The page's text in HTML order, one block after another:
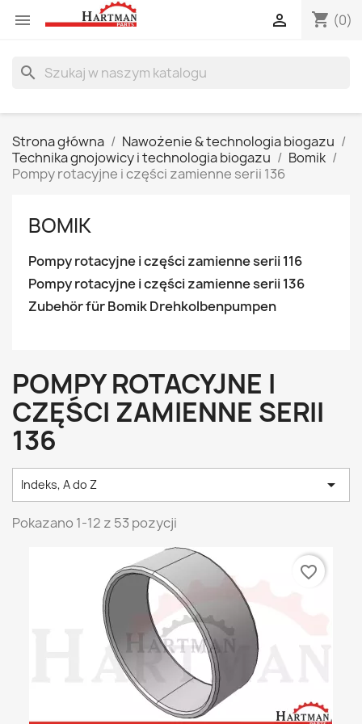
 shopping_cart (0)

search
Strona główna
Nawożenie & technologia biogazu
Technika gnojowicy i technologia biogazu
Bomik
Pompy rotacyjne i części zamienne serii 136
BOMIK
Pompy rotacyjne i części zamienne serii 116
Pompy rotacyjne i części zamienne serii 136
Zubehör für Bomik Drehkolbenpumpen
POMPY ROTACYJNE I
CZĘŚCI ZAMIENNE SERII
136
Indeks, A do Z 
Pokazano 1-12 z 53 pozycji
favorite_border